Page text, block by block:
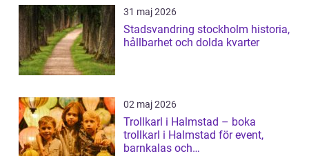
31 maj 2026
Stadsvandring stockholm historia,
hållbarhet och dolda kvarter
02 maj 2026
Trollkarl i Halmstad – boka
trollkarl i Halmstad för event,
barnkalas och